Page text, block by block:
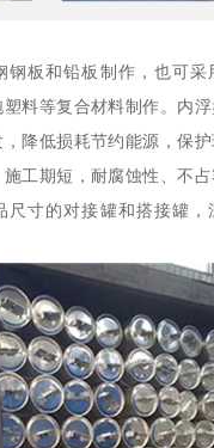
钢板和铅板制作，也可采
料等复合材料制作。内
降低损耗节约能源，保
工期短，耐腐蚀性、不
尺寸的对接罐和搭接罐，